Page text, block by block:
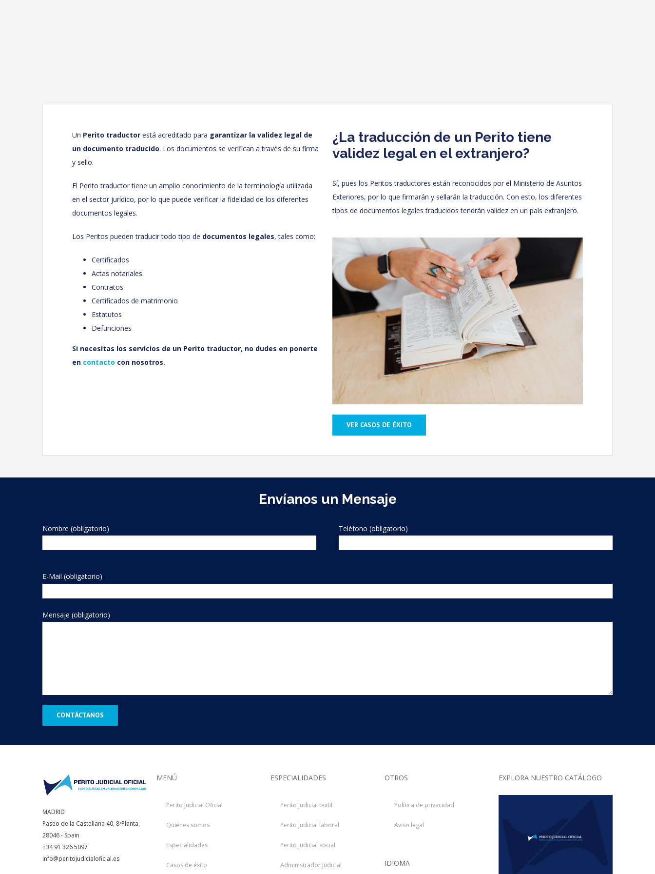
Un Perito traductor está acreditado para garantizar la validez legal de
un documento traducido. Los documentos se verifican a través de su firma
y sello.
El Perito traductor tiene un amplio conocimiento de la terminología utilizada
en el sector jurídico, por lo que puede verificar la fidelidad de los diferentes
documentos legales.
Los Peritos pueden traducir todo tipo de documentos legales, tales como:
Certificados
Actas notariales
Contratos
Certificados de matrimonio
Estatutos
Defunciones
Si necesitas los servicios de un Perito traductor, no dudes en ponerte
en contacto con nosotros.
¿La traducción de un Perito tiene
validez legal en el extranjero?
Sí, pues los Peritos traductores están reconocidos por el Ministerio de Asuntos
Exteriores, por lo que firmarán y sellarán la traducción. Con esto, los diferentes
tipos de documentos legales traducidos tendrán validez en un país extranjero.
VER CASOS DE ÉXITO
Envíanos un Mensaje
Nombre (obligatorio) Teléfono (obligatorio)
E-Mail (obligatorio)
Mensaje (obligatorio)
MADRID
Paseo de la Castellana 40, 8ªPlanta,
28046 - Spain
+34 91 326 5097
info@peritojudicialoficial.es
MENÚ
Perito Judicial Oficial
Quiénes somos
Especialidades
Casos de éxito
ESPECIALIDADES
Perito Judicial textil
Perito Judicial laboral
Perito Judicial social
Administrador Judicial
OTROS
Política de privacidad
Aviso legal
IDIOMA
EXPLORA NUESTRO CATÁLOGO